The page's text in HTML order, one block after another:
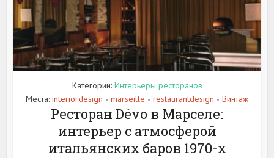
Категории: Интерьеры ресторанов
Места: interiordesign • marseille • restaurantdesign • Винтаж
Ресторан Dévo в Марселе:
интерьер с атмосферой
итальянских баров 1970-х